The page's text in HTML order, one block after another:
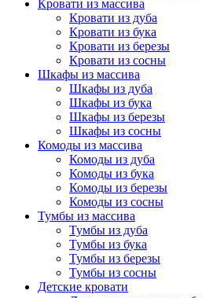
Кровати из массива
Кровати из дуба
Кровати из бука
Кровати из березы
Кровати из сосны
Шкафы из массива
Шкафы из дуба
Шкафы из бука
Шкафы из березы
Шкафы из сосны
Комоды из массива
Комоды из дуба
Комоды из бука
Комоды из березы
Комоды из сосны
Тумбы из массива
Тумбы из дуба
Тумбы из бука
Тумбы из березы
Тумбы из сосны
Детские кровати